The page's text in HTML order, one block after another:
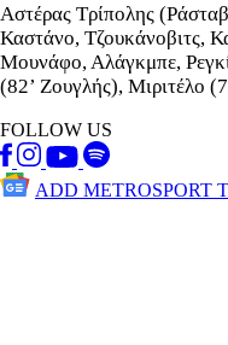
Αστέρας Τρίπολης
Καστάνο, Τζουκάνοβιτς,
Μουνάφο, Αλάγκμπε,
(82’ Ζουγλής), Μιριτέλο
FOLLOW US
ADD METROSPORT